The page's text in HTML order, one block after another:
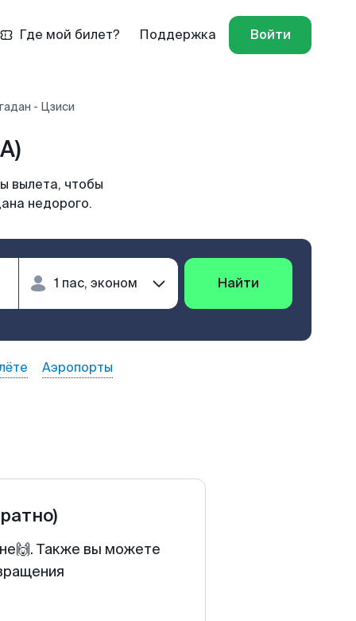
Где мой билет? Поддержка Войти
- Цзиси
вылета, чтобы
недорого.
Найти
Аэропорты
Также вы можете